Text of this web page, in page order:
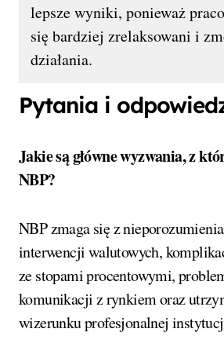
lepsze wyniki, ponieważ
się bardziej zrelaksowani i
działania.
Pytania i
Jakie są główne wyzwania, z
NBP?
NBP zmaga się z
interwencji walutowych,
ze stopami procentowymi,
komunikacji z rynkiem oraz
wizerunku profesjonalnej